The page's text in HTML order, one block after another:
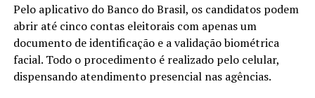
Pelo aplicativo do Banco do Brasil, os candidatos podem
abrir até cinco contas eleitorais com apenas um
documento de identificação e a validação biométrica
facial. Todo o procedimento é realizado pelo celular,
dispensando atendimento presencial nas agências.